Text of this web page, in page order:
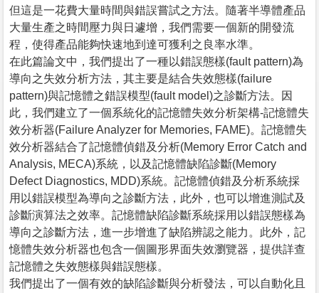
但這是一花費大量時間與錯誤嘗試之方法。隨著半導體產品
大量生產之時間壓力與日遽增，我們需要一個新的開發流
程，使得產品能夠快速地到達可獲利之良率水準。
在此篇論文中，我們提出了一種以錯誤態樣(fault pattern)為
導向之失效分析方法，其主要是結合失效態樣(failure
pattern)與記憶體之錯誤模型(fault model)之診斷方法。因
此，我們建立了一個系統化的記憶體失效分析架構-記憶體失
效分析器(Failure Analyzer for Memories, FAME)。記憶體失
效分析器結合了記憶體偵錯及分析(Memory Error Catch and
Analysis, MECA)系統，以及記憶體缺陷診斷(Memory
Defect Diagnostics, MDD)系統。記憶體偵錯及分析系統採
用以錯誤模型為導向之診斷方法，此外，也可以增進測試及
診斷演算法之效率。記憶體缺陷診斷系統採用以錯誤態樣為
導向之診斷方法，進一步增進了缺陷辨認之能力。此外，記
憶體失效分析器也包含一個圖形界面失效瀏覽器，提供詳查
記憶體之失效態樣與錯誤態樣。
我們提出了一個有效的缺陷診斷與分析發法，可以自動化且